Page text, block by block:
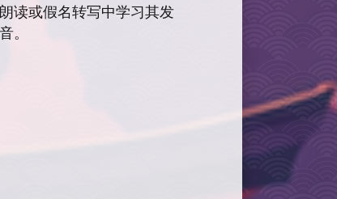
读或假名转写中学习其发
音。